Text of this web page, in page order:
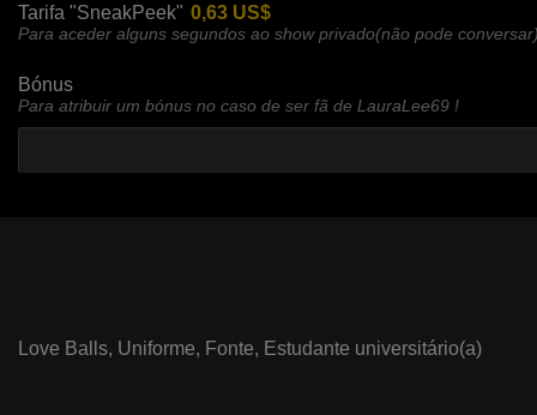
Tarifa "SneakPeek" 0,63 US$
Para aceder alguns segundos ao show privado(não pode
Bónus
Para atribuir um bónus no caso de ser fã de LauraLee69 !
Love Balls, Uniforme, Fonte, Estudante universitário(a)